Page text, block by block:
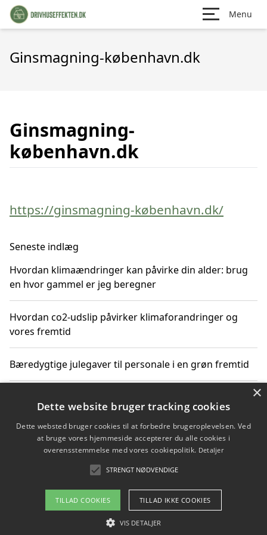
Menu
Ginsmagning-københavn.dk
Ginsmagning-
københavn.dk
https://ginsmagning-københavn.dk/
Seneste indlæg
Hvordan klimaændringer kan påvirke din alder: brug
en hvor gammel er jeg beregner
Hvordan co2-udslip påvirker klimaforandringer og
vores fremtid
Bæredygtige julegaver til personale i en grøn fremtid
adventsgaver til ældre
Sådan skaber du et bæredygtigt hjem med familien i
Copyright 2026 - Pilanto Aps
Om / kontakt
×
Dette website bruger tracking cookies
Dette websted bruger cookies til at forbedre brugeroplevelsen. Ved
at bruge vores hjemmeside accepterer du alle cookies i
overensstemmelse med vores cookiepolitik. Detaljer
STRENGT NØDVENDIGE
TILLAD COOKIES TILLAD IKKE COOKIES
VIS DETALJER